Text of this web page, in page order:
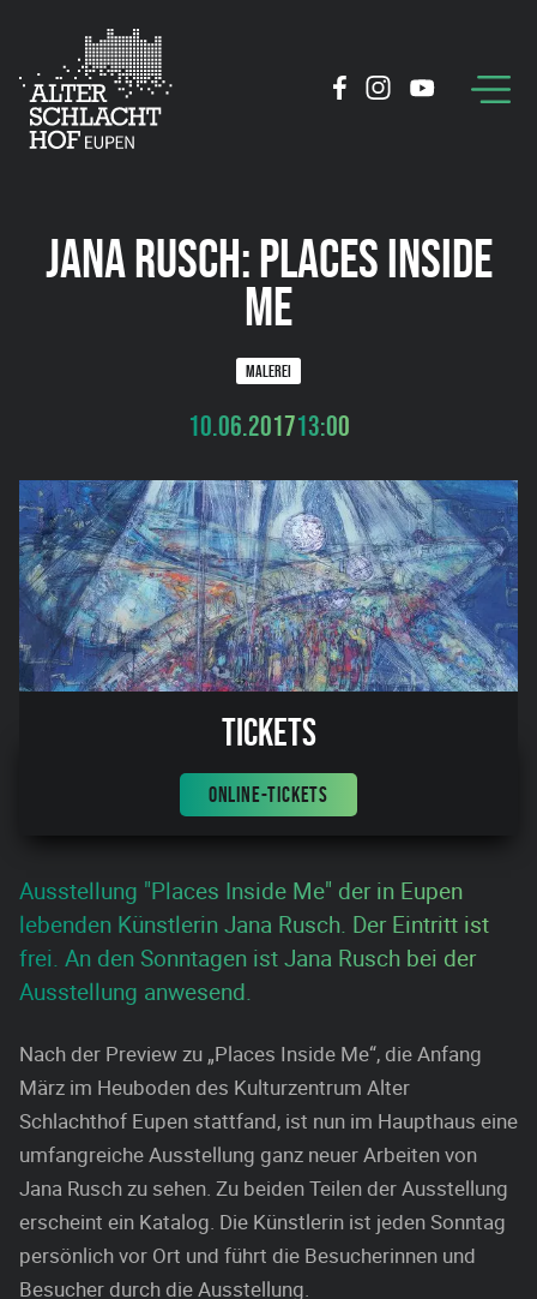
JANA RUSCH: PLACES INSIDE
ME
MALEREI
10.06.201713:00
Tickets
ONLINE-TICKETS
Ausstellung "Places Inside Me" der in Eupen
lebenden Künstlerin Jana Rusch. Der Eintritt ist
frei. An den Sonntagen ist Jana Rusch bei der
Ausstellung anwesend.
Nach der Preview zu „Places Inside Me“, die Anfang
März im Heuboden des Kulturzentrum Alter
Schlachthof Eupen stattfand, ist nun im Haupthaus eine
umfangreiche Ausstellung ganz neuer Arbeiten von
Jana Rusch zu sehen. Zu beiden Teilen der Ausstellung
erscheint ein Katalog. Die Künstlerin ist jeden Sonntag
persönlich vor Ort und führt die Besucherinnen und
Besucher durch die Ausstellung.